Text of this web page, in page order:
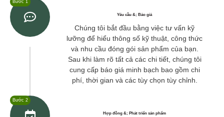
Bước 1
Yêu cầu &; Báo giá
Chúng tôi bắt đầu bằng việc tư vấn kỹ
lưỡng để hiểu thông số kỹ thuật, công thức
và nhu cầu đóng gói sản phẩm của bạn.
Sau khi làm rõ tất cả các chi tiết, chúng tôi
cung cấp báo giá minh bạch bao gồm chi
phí, thời gian và các tùy chọn tùy chỉnh.
Bước 2
Hợp đồng &; Phát triển sản phẩm